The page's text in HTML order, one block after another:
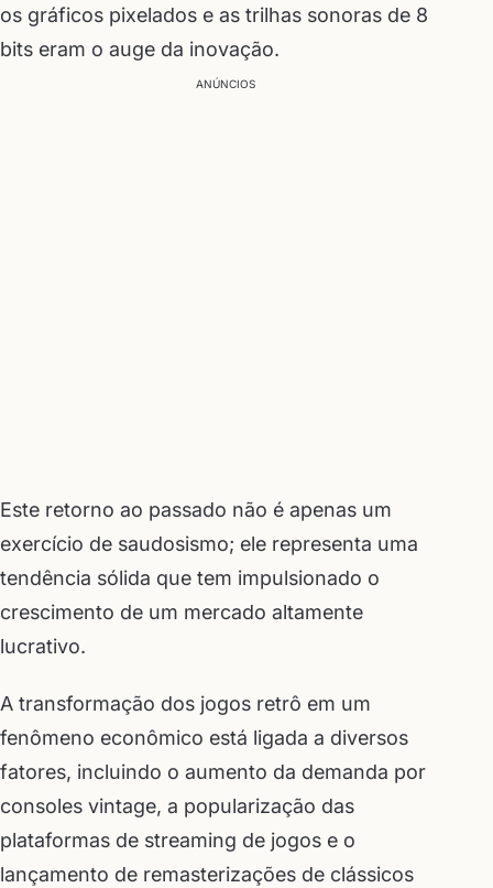
os gráficos pixelados e as trilhas sonoras de 8
bits eram o auge da inovação.
ANÚNCIOS
Este retorno ao passado não é apenas um
exercício de saudosismo; ele representa uma
tendência sólida que tem impulsionado o
crescimento de um mercado altamente
lucrativo.
A transformação dos jogos retrô em um
fenômeno econômico está ligada a diversos
fatores, incluindo o aumento da demanda por
consoles vintage, a popularização das
plataformas de streaming de jogos e o
lançamento de remasterizações de clássicos